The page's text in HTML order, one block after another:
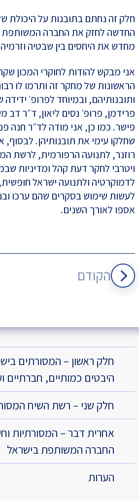
חלק זה נחתם בתובנות על היכולת
החדשה לחזק את החברה המשותפת
מחדש את היחסים בין שבטיה
אני מבקש להודות לחוקרי המכון
הראשונות של מחקר זה ותרמו לו
ותובנותיהם, ובמיוחד לפרופ׳
פרידמן, פרופ׳ נסים ליאון, ד״ר דב
פישר. כמו כן, אני מודה לד״ר חנה
שחלקו עימי את תובנותיהן. לבסוף,
רוזנר, לתנועה הרפורמית, לרשת
ויטרבי לחקר דעת קהל ומדיניות
לדמוקרטיה ולתנועה ישראל
לעשות שימוש בסקרים שהם ערכו
אספו לאורך השנים.
הקודם
חלק ראשון – המסורתים
היבטים כמותיים, חברתיים
חלק שני – רשת השיח
אחרית דבר – המסורתיות
החברה המשותפת בישראל
הערות